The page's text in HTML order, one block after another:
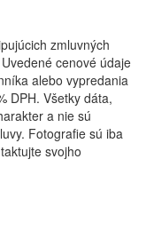
zmluvných
cenové údaje
alebo vypredania
DPH. Všetky dáta,
a nie sú
Fotografie sú iba
svojho